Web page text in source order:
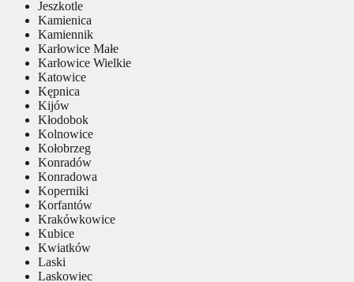
Jeszkotle
Kamienica
Kamiennik
Karłowice Małe
Karłowice Wielkie
Katowice
Kępnica
Kijów
Kłodobok
Kolnowice
Kołobrzeg
Konradów
Konradowa
Koperniki
Korfantów
Krakówkowice
Kubice
Kwiatków
Laski
Laskowiec